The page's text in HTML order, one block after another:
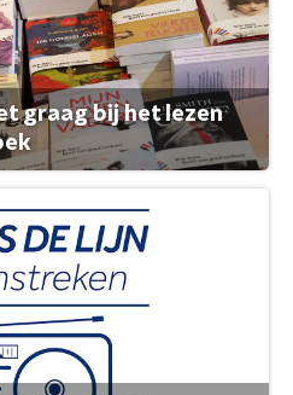
graag bij het lezen